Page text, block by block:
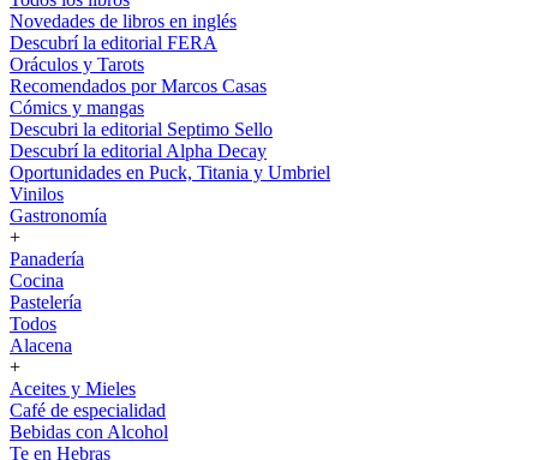
Novedades de libros en inglés
Descubrí la editorial FERA
Oráculos y Tarots
Recomendados por Marcos Casas
Cómics y mangas
Descubri la editorial Septimo Sello
Descubrí la editorial Alpha Decay
Oportunidades en Puck, Titania y Umbriel
Vinilos
Gastronomía
+
Panadería
Cocina
Pastelería
Todos
Alacena
+
Aceites y Mieles
Café de especialidad
Bebidas con Alcohol
Te en Hebras